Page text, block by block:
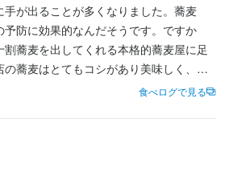
が出ることが多くなりました。蕎麦
防に効果的なんだそうです。ですか
蕎麦を出してくれる本格的蕎麦屋に足
蕎麦はとてもコシがあり美味しく、出
杯でも食べれそうな感じがしました！家
食べログで見る